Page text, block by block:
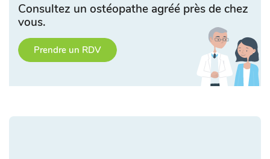
Consultez un ostéopathe agréé près de chez
vous.
Prendre un RDV